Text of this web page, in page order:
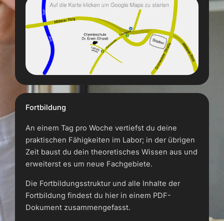
Fortbildung
An einem Tag pro Woche vertiefst du deine
praktischen Fähigkeiten im Labor; in der übrigen
Zeit baust du dein theoretisches Wissen aus und
erweiterst es um neue Fachgebiete.
Die Fortbildungsstruktur und alle Inhalte der
Fortbildung findest du hier in einem PDF-
Dokument zusammengefasst.